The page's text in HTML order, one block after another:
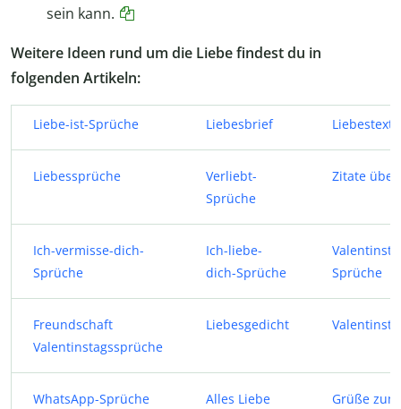
sein kann.
Weitere Ideen rund um die Liebe findest du in
folgenden Artikeln:
Liebe-ist-Sprüche Liebesbrief Liebestexte
Liebessprüche
Verliebt-
Sprüche
Zitate über
Ich-vermisse-dich-
Sprüche
Ich-liebe-
dich-Sprüche
Sprüche
Freundschaft
Valentinstagssprüche
Liebesgedicht
WhatsApp-Sprüche
Alles Liebe
Grüße zum